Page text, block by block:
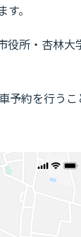
。
所・杏林大
予約を行う